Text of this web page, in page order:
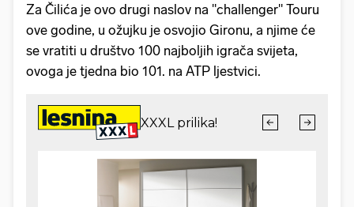
Za Čilića je ovo drugi naslov na "challenger" Touru
ove godine, u ožujku je osvojio Gironu, a njime će
se vratiti u društvo 100 najboljih igrača svijeta,
ovoga je tjedna bio 101. na ATP ljestvici.